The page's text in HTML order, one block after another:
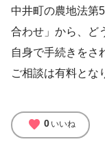
中井町の農地法第
合わせ」から、ど
自身で手続きをさ
ご相談は有料とな
favorite 0 いいね